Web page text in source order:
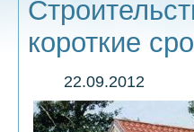
короткие
22.09.2012